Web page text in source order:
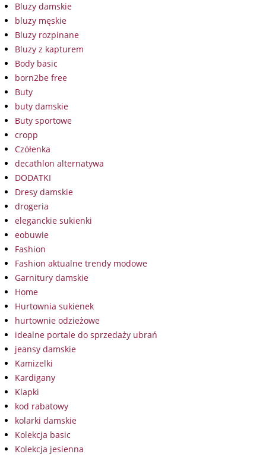
Bluzy damskie
bluzy męskie
Bluzy rozpinane
Bluzy z kapturem
Body basic
born2be free
Buty
buty damskie
Buty sportowe
cropp
Czółenka
decathlon alternatywa
DODATKI
Dresy damskie
drogeria
eleganckie sukienki
eobuwie
Fashion
Fashion aktualne trendy modowe
Garnitury damskie
Home
Hurtownia sukienek
hurtownie odzieżowe
idealne portale do sprzedaży ubrań
jeansy damskie
Kamizelki
Kardigany
Klapki
kod rabatowy
kolarki damskie
Kolekcja basic
Kolekcja jesienna